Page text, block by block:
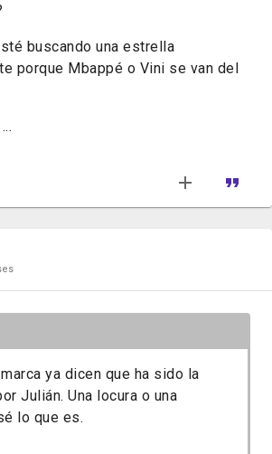
buscando una estrella
porque Mbappé o Vini se van del
ya dicen que ha sido la
Julián. Una locura o una
lo que es.